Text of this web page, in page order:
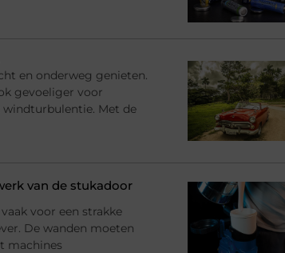
en onderweg genieten.
gevoeliger voor
Met de
van de stukadoor
voor een strakke
De wanden moeten
machines